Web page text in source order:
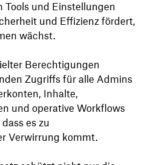
und Einstellungen
und Effizienz fördert,
wächst.
Berechtigungen
Zugriffs für alle Admins
Inhalte,
und operative Workflows
es zu
Verwirrung kommt.